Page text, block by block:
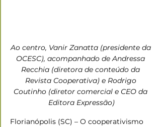
Ao centro, Vanir Zanatta (presidente da
OCESC), acompanhado de Andressa
Recchia (diretora de conteúdo da
Revista Cooperativa) e Rodrigo
Coutinho (diretor comercial e CEO da
Editora Expressão)
Florianópolis (SC) – O cooperativismo